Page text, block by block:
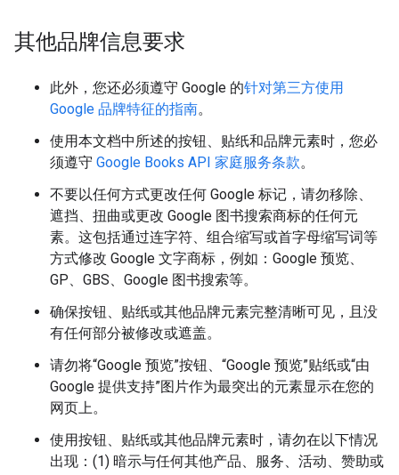
其他品牌信息要求
此外，您还必须遵守 Google 的针对第三方使用
Google 品牌特征的指南。
使用本文档中所述的按钮、贴纸和品牌元素时，您必
须遵守 Google Books API 家庭服务条款。
不要以任何方式更改任何 Google 标记，请勿移除、
遮挡、扭曲或更改 Google 图书搜索商标的任何元
素。这包括通过连字符、组合缩写或首字母缩写词等
方式修改 Google 文字商标，例如：Google 预览、
GP、GBS、Google 图书搜索等。
确保按钮、贴纸或其他品牌元素完整清晰可见，且没
有任何部分被修改或遮盖。
请勿将“Google 预览”按钮、“Google 预览”贴纸或“由
Google 提供支持”图片作为最突出的元素显示在您的
网页上。
使用按钮、贴纸或其他品牌元素时，请勿在以下情况
出现：(1) 暗示与任何其他产品、服务、活动、赞助或